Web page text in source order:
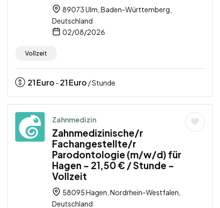
89073 Ulm, Baden-Württemberg,
Deutschland
02/08/2026
Vollzeit
21Euro - 21Euro / Stunde
Zahnmedizin
Zahnmedizinische/r
Fachangestellte/r
Parodontologie (m/w/d) für
Hagen – 21,50 € / Stunde –
Vollzeit
58095 Hagen, Nordrhein-Westfalen,
Deutschland